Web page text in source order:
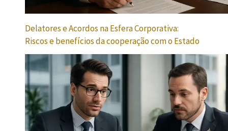
Delatores e Acordos na Esfera Corporativa:
Riscos e benefícios da cooperação com o Estado